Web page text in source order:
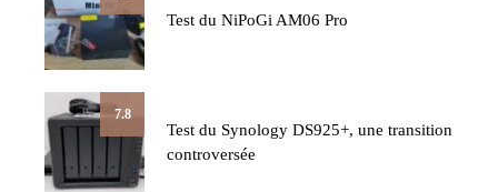
Test du NiPoGi AM06 Pro
7.8
Test du Synology DS925+, une transition
controversée